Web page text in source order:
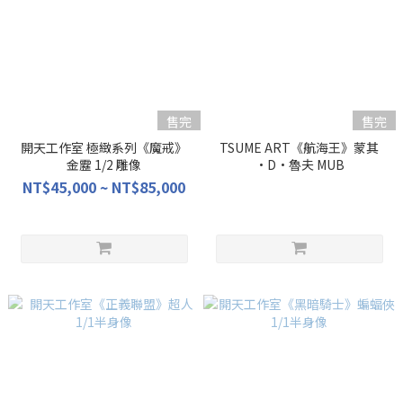
售完
開天工作室 極緻系列《魔戒》
金靂 1/2 雕像
NT$45,000 ~ NT$85,000
售完
TSUME ART《航海王》蒙其
·D·魯夫 MUB